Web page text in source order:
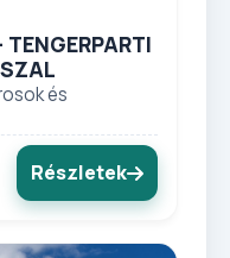
és
Részletek